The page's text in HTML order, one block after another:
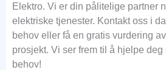
Elektro. Vi er din pålitelige partner
elektriske tjenester. Kontakt oss i
behov eller få en gratis vurdering
prosjekt. Vi ser frem til å hjelpe
behov!